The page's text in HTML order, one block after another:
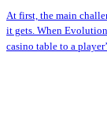
At first, the main
it gets. When
casino table to a